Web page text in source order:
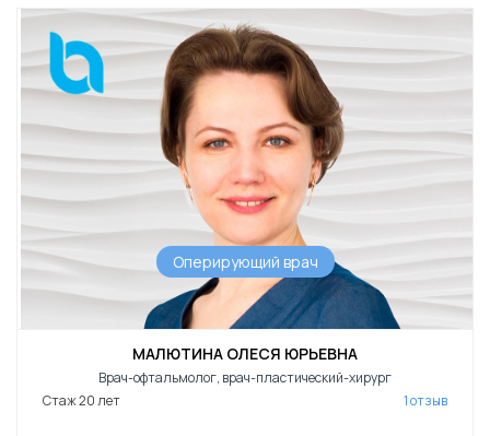
Оперирующий врач
МАЛЮТИНА ОЛЕСЯ ЮРЬЕВНА
Врач-офтальмолог, врач-пластический-хирург
Стаж 20 лет
1 отзыв